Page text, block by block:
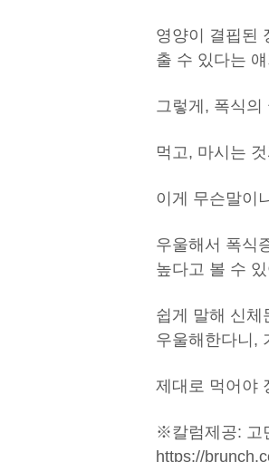
영양이 결핍된
출 수 있다는
그렇게, 폭식의
먹고, 마시는
이게 무슨말이
우울해서 폭식
높다고 볼 수
쉽게 말해 신체
우울해한다니,
제대로 먹어야
※칼럼제공: 고
https://